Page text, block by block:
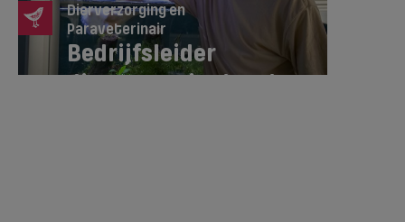
Dierverzorging en
Paraveterinair
Bedrijfsleider
dierenspeciaalzaak